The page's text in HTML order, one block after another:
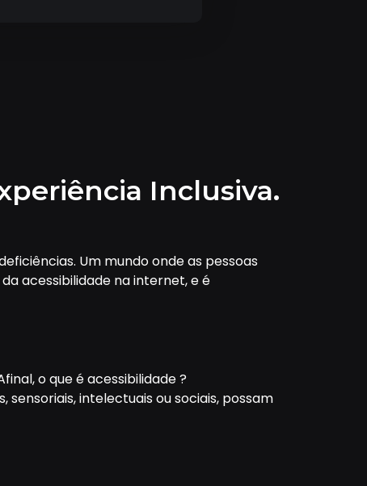
Inclusiva.
Um mundo onde as pessoas
acessibilidade na internet, e é
o que é acessibilidade ?
intelectuais ou sociais, possam